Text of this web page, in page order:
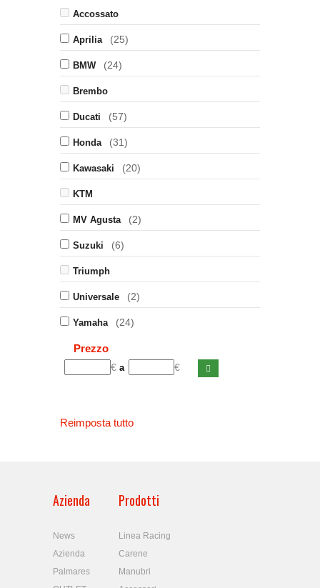
Accossato
Aprilia (25)
BMW (24)
Brembo
Ducati (57)
Honda (31)
Kawasaki (20)
KTM
MV Agusta (2)
Suzuki (6)
Triumph
Universale (2)
Yamaha (24)
Prezzo
€ a €
Reimposta tutto
Azienda
News
Azienda
Palmares
Prodotti
Linea Racing
Carene
Manubri